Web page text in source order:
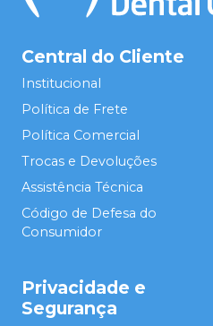
Central do Cliente
Institucional
Política de Frete
Política Comercial
Trocas e Devoluções
Assistência Técnica
Código de Defesa do
Consumidor
Privacidade e
Segurança